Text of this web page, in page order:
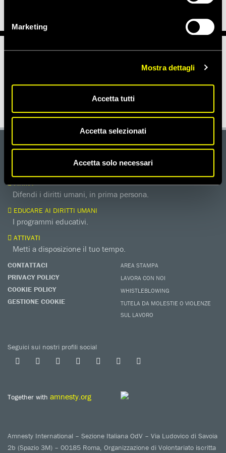
Marketing
Mostra dettagli
Accetta tutti
Accetta selezionati
Accetta solo necessari
USA
Aiutaci con una donazione, ora.
FIRMA
Difendi i diritti umani, in prima persona.
EDUCARE AI DIRITTI UMANI
I programmi educativi.
ATTIVATI
Metti a disposizione il tuo tempo.
CONTATTACI
PRIVACY POLICY
COOKIE POLICY
GESTIONE COOKIE
AREA STAMPA
LAVORA CON NOI
WHISTLEBLOWING
TUTELA DA MOLESTIE O VIOLENZE
SUL LAVORO
Seguici sui nostri profili social
Together with amnesty.org
Amnesty International – Sezione Italiana OdV – Via Ludovico di Savoia
2b (Spazio 3M) – 00185 Roma, Organizzazione di Volontariato iscritta